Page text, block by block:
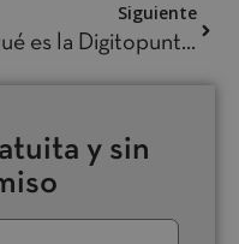
Siguiente
¿Qué es la Digitopuntura? Todo lo que Necesitas Saber sobre esta Técnica Curativa
y sin